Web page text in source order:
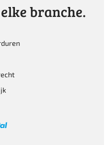
branche.